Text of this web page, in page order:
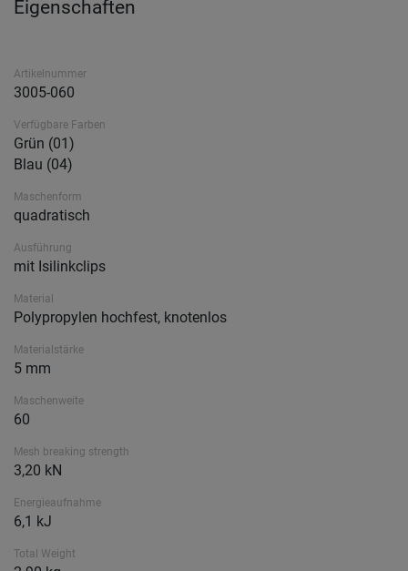
Eigenschaften
Artikelnummer
3005-060
Verfügbare Farben
Grün (01)
Blau (04)
Maschenform
quadratisch
Ausführung
mit Isilinkclips
Material
Polypropylen hochfest, knotenlos
Materialstärke
5 mm
Maschenweite
60
Mesh breaking strength
3,20 kN
Energieaufnahme
6,1 kJ
Total Weight